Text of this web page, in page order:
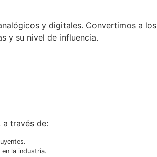
y digitales. Convertimos a los
y su nivel de influencia.
través de:
la industria.